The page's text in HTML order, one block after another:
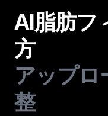
AI脂肪フ
方
アップロ
整